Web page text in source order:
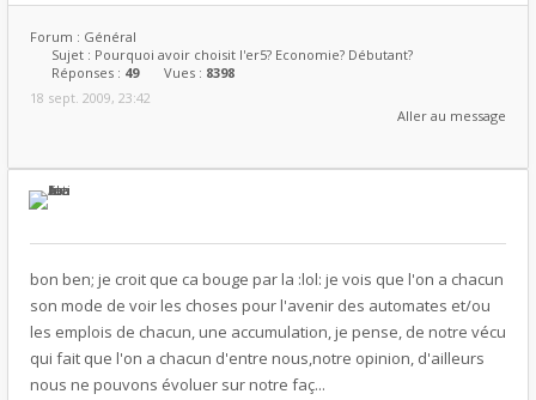
Forum : Général
Sujet : Pourquoi avoir choisit l'er5? Economie? Débutant?
Réponses : 49 Vues : 8398
18 sept. 2009, 23:42
Aller au message
bon ben; je croit que ca bouge par la :lol: je vois que l'on a chacun
son mode de voir les choses pour l'avenir des automates et/ou
les emplois de chacun, une accumulation, je pense, de notre vécu
qui fait que l'on a chacun d'entre nous,notre opinion, d'ailleurs
nous ne pouvons évoluer sur notre faç...